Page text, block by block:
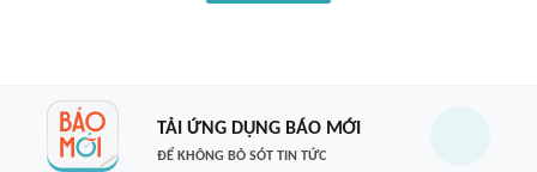
TẢI ỨNG DỤNG BÁO MỚI
ĐỂ KHÔNG BỎ SÓT TIN TỨC